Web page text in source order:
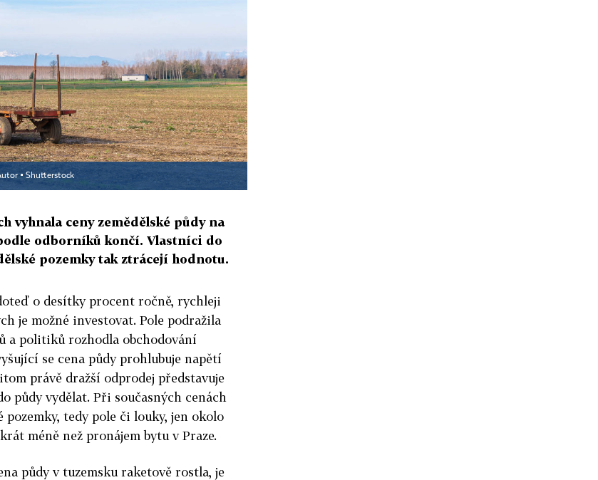
▪ Shutterstock
vyhnala ceny zemědělské půdy na
odborníků končí. Vlastníci do
pozemky tak ztrácejí hodnotu.
o desítky procent ročně, rychleji
je možné investovat. Pole podražila
a politiků rozhodla obchodování
se cena půdy prohlubuje napětí
právě dražší odprodej představuje
půdy vydělat. Při současných cenách
pozemky, tedy pole či louky, jen okolo
méně než pronájem bytu v Praze.
půdy v tuzemsku raketově rostla, je